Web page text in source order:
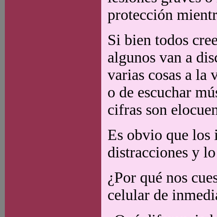
protección
Si bien todos
algunos van a
varias cosas a la
o de escuchar
cifras son
Es obvio que los
distracciones y
¿Por qué nos
celular de